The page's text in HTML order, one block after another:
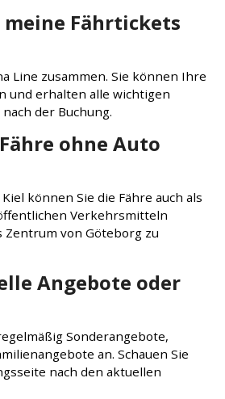
Fährtickets
Line zusammen. Sie können Ihre
und erhalten alle wichtigen
der Buchung.
ohne Auto
können Sie die Fähre auch als
Verkehrsmitteln
von Göteborg zu
Angebote oder
Sonderangebote,
an. Schauen Sie
nach den aktuellen